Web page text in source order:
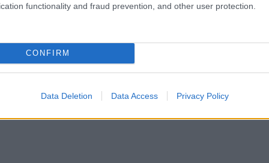
functionality and fraud prevention, and other user protection.
CONFIRM
Data Deletion Data Access Privacy Policy